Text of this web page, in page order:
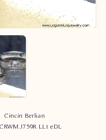
Cincin Berlian
LLt eDL